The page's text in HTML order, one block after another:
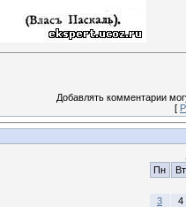
Добавлять комментарии
[
Пн
Вт
3
4